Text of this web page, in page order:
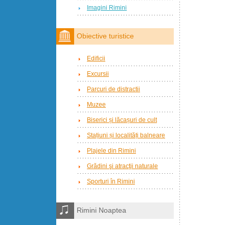
Imagini Rimini
Obiective turistice
Edificii
Excursii
Parcuri de distractii
Muzee
Biserici și lăcașuri de cult
Stațiuni și localități balneare
Plajele din Rimini
Grădini şi atracţii naturale
Sporturi în Rimini
Rimini Noaptea